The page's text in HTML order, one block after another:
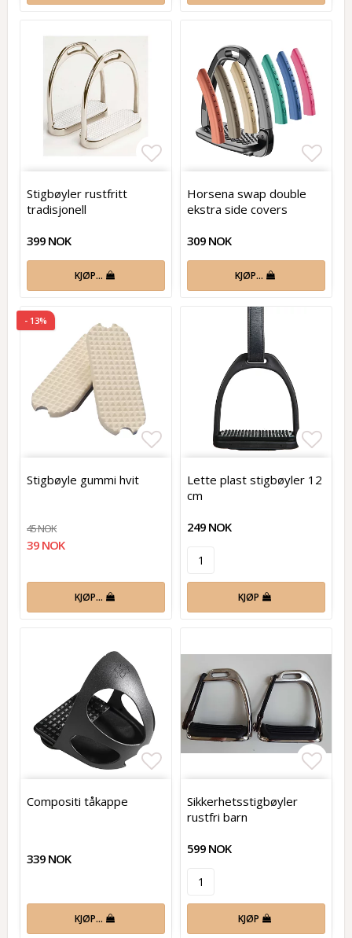
Add to list of favorites
Stigbøyler rustfritt
tradisjonell
399 NOK
KJØP…
Horsena swap double
ekstra side covers
309 NOK
KJØP…
- 13%
Add to list of favorites
Stigbøyle gummi hvit
45 NOK
39 NOK
KJØP…
Add
Lette plast stigbøyler 12
cm
249 NOK
KJØP
Add to list of favorites
Compositi tåkappe
339 NOK
KJØP…
Sikkerhetsstigbøyler
rustfri barn
599 NOK
KJØP